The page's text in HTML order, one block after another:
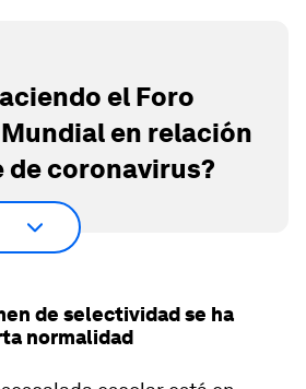
el Foro
en relación
de coronavirus?
de selectividad se ha
normalidad